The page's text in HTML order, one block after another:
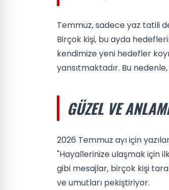
Temmuz, sadece yaz tatili
Birçok kişi, bu ayda
kendimize yeni hedefler
yansıtmaktadır. Bu
GÜZEL VE
2026 Temmuz ayı için
"Hayallerinize ulaşmak için
gibi mesajlar, birçok kişi
ve umutları pekiştiriyor.